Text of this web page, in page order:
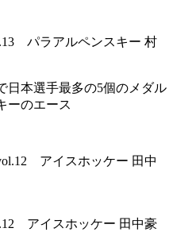
パラアルペンスキー 村
日本選手最多の5個のメダル
ーのエース
アイスホッケー 田中豪